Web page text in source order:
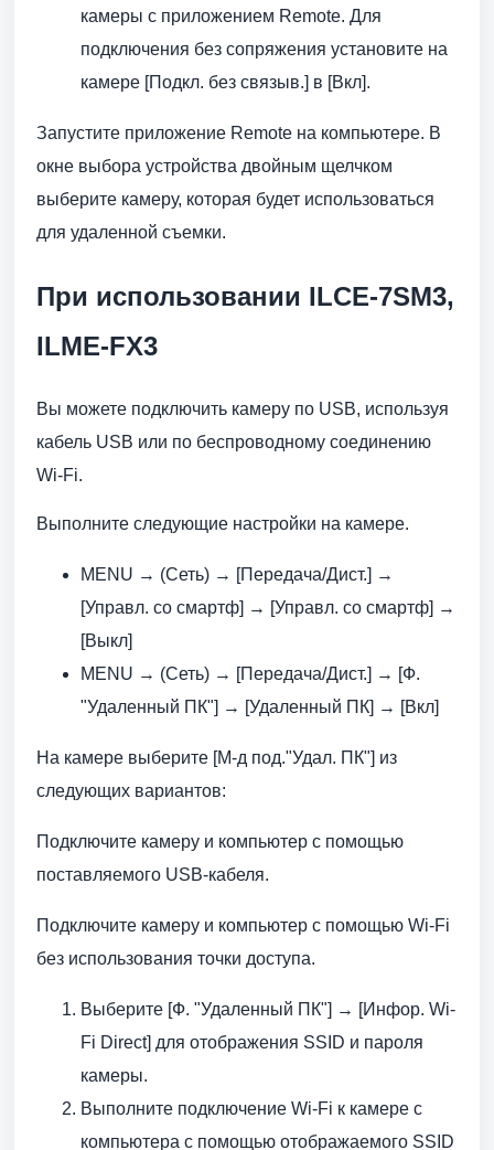
камеры с приложением Remote. Для
подключения без сопряжения установите на
камере [Подкл. без связыв.] в [Вкл].
Запустите приложение Remote на компьютере. В
окне выбора устройства двойным щелчком
выберите камеру, которая будет использоваться
для удаленной съемки.
При использовании ILCE-7SM3,
ILME-FX3
Вы можете подключить камеру по USB, используя
кабель USB или по беспроводному соединению
Wi-Fi.
Выполните следующие настройки на камере.
MENU → (Сеть) → [Передача/Дист.] →
[Управл. со смартф] → [Управл. со смартф] →
[Выкл]
MENU → (Сеть) → [Передача/Дист.] → [Ф.
"Удаленный ПК"] → [Удаленный ПК] → [Вкл]
На камере выберите [М-д под."Удал. ПК"] из
следующих вариантов:
Подключите камеру и компьютер с помощью
поставляемого USB-кабеля.
Подключите камеру и компьютер с помощью Wi-Fi
без использования точки доступа.
Выберите [Ф. "Удаленный ПК"] → [Инфор. Wi-
Fi Direct] для отображения SSID и пароля
камеры.
Выполните подключение Wi-Fi к камере с
компьютера с помощью отображаемого SSID